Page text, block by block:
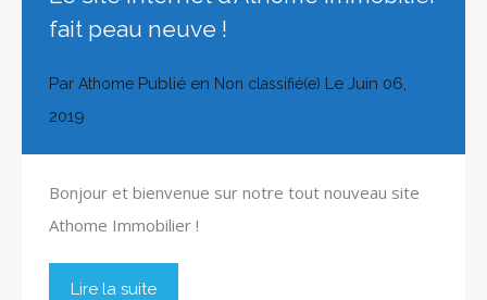
fait peau neuve !
Par Athome Publié en Non classifié(e) Le Juin 06,
2019
Bonjour et bienvenue sur notre tout nouveau site
Athome Immobilier !
Lire la suite